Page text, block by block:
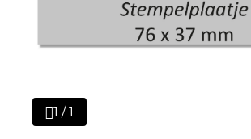
1 / 1